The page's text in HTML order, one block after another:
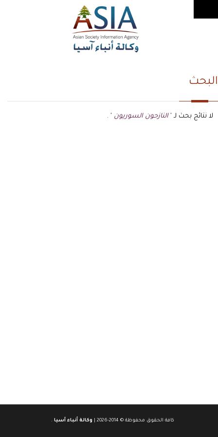
البحث
لا نتائج بحث لـ 'النازحون السوريون ' .
كافة الحقوق محفوظة © 2014-2026 | وكالة أنباء آسيا .